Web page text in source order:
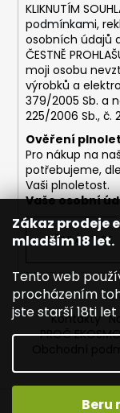
Zákaz prodeje
mladším 18 let.
Tento web
procházením
jste starší 18ti
Beru
KLIKNUTÍM
podmínkami,
osobních údajů
ČESTNĚ
moji osobu
výrobků a
379/2005 Sb. a
225/2006 Sb., č.
Ověření
Pro nákup na
potřebujeme,
Vaši plnoletost.
Vaše osobní
PŘIHLÁSIT SE
Kontakty
PROČ
Obchodní